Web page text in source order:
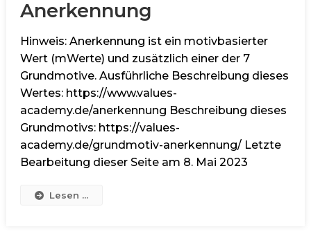
Anerkennung
Hinweis: Anerkennung ist ein motivbasierter
Wert (mWerte) und zusätzlich einer der 7
Grundmotive. Ausführliche Beschreibung dieses
Wertes: https://www.values-
academy.de/anerkennung Beschreibung dieses
Grundmotivs: https://values-
academy.de/grundmotiv-anerkennung/ Letzte
Bearbeitung dieser Seite am 8. Mai 2023
Lesen ...